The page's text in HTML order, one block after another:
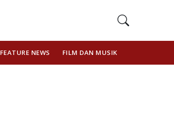
FEATURE NEWS FILM DAN MUSIK